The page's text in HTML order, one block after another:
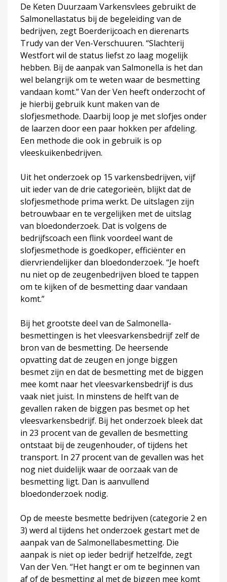
De Keten Duurzaam Varkensvlees gebruikt de
Salmonellastatus bij de begeleiding van de
bedrijven, zegt Boerderijcoach en dierenarts
Trudy van der Ven-Verschuuren. “Slachterij
Westfort wil de status liefst zo laag mogelijk
hebben. Bij de aanpak van Salmonella is het dan
wel belangrijk om te weten waar de besmetting
vandaan komt.” Van der Ven heeft onderzocht of
je hierbij gebruik kunt maken van de
slofjesmethode. Daarbij loop je met slofjes onder
de laarzen door een paar hokken per afdeling.
Een methode die ook in gebruik is op
vleeskuikenbedrijven.
Uit het onderzoek op 15 varkensbedrijven, vijf
uit ieder van de drie categorieën, blijkt dat de
slofjesmethode prima werkt. De uitslagen zijn
betrouwbaar en te vergelijken met de uitslag
van bloedonderzoek. Dat is volgens de
bedrijfscoach een flink voordeel want de
slofjesmethode is goedkoper, efficiënter en
diervriendelijker dan bloedonderzoek. “Je hoeft
nu niet op de zeugenbedrijven bloed te tappen
om te kijken of de besmetting daar vandaan
komt.”
Bij het grootste deel van de Salmonella-
besmettingen is het vleesvarkensbedrijf zelf de
bron van de besmetting. De heersende
opvatting dat de zeugen en jonge biggen
besmet zijn en dat de besmetting met de biggen
mee komt naar het vleesvarkensbedrijf is dus
vaak niet juist. In minstens de helft van de
gevallen raken de biggen pas besmet op het
vleesvarkensbedrijf. Bij het onderzoek bleek dat
in 23 procent van de gevallen de besmetting
ontstaat bij de zeugenhouder, of tijdens het
transport. In 27 procent van de gevallen was het
nog niet duidelijk waar de oorzaak van de
besmetting ligt. Dan is aanvullend
bloedonderzoek nodig.
Op de meeste besmette bedrijven (categorie 2 en
3) werd al tijdens het onderzoek gestart met de
aanpak van de Salmonellabesmetting. Die
aanpak is niet op ieder bedrijf hetzelfde, zegt
Van der Ven. “Het hangt er om te beginnen van
af of de besmetting al met de biggen mee komt